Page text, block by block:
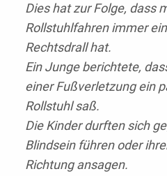
Dies hat zur Folge, dass
Rollstuhlfahren immer
Rechtsdrall hat.
Ein Junge berichtete,
einer Fußverletzung ein
Rollstuhl saß.
Die Kinder durften sich
Blindsein führen oder
Richtung ansagen.